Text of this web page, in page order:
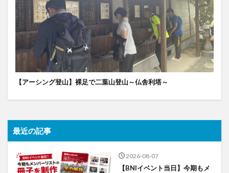
【アーシング登山】裸足で二葉山登山～仏舎利塔～
最近の記事
2026-08-07
【BNIイベント当日】今期もメ